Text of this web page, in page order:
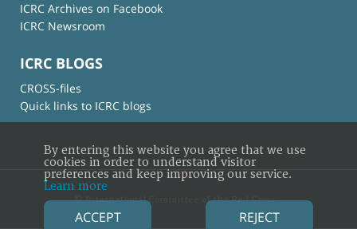
ICRC Archives on Facebook
ICRC Newsroom
ICRC BLOGS
CROSS-files
Quick links to ICRC blogs
© International Committee of the Red Cross
By entering this website you agree that we use
cookies in order to understand visitor
preferences and keep improving our service.
Learn more
ACCEPT REJECT